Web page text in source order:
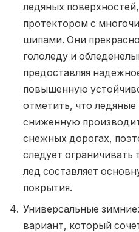
ледяных
протектором с
шипами. Они
гололеду и
предоставляя
повышенную
отметить, что
сниженную
снежных дорогах,
следует ограничивать
лед составляет
покрытия.
Универсальные
вариант, который